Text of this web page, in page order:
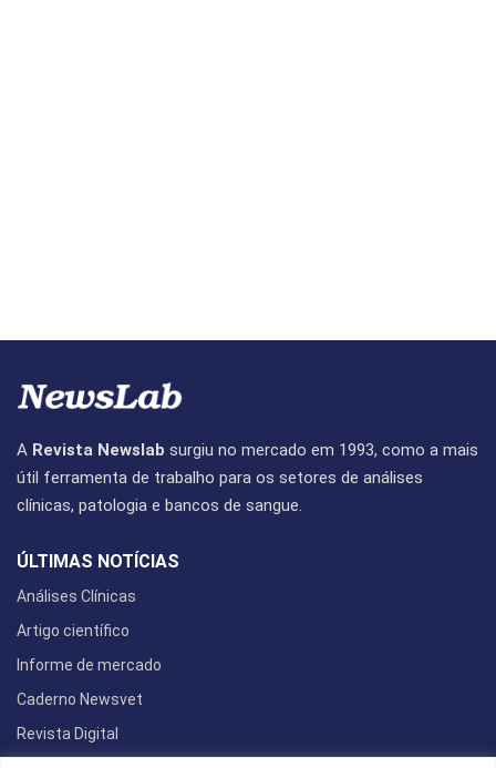
A Revista Newslab surgiu no mercado em 1993, como a mais
útil ferramenta de trabalho para os setores de análises
clínicas, patologia e bancos de sangue.
ÚLTIMAS NOTÍCIAS
Análises Clínicas
Artigo científico
Informe de mercado
Caderno Newsvet
Revista Digital